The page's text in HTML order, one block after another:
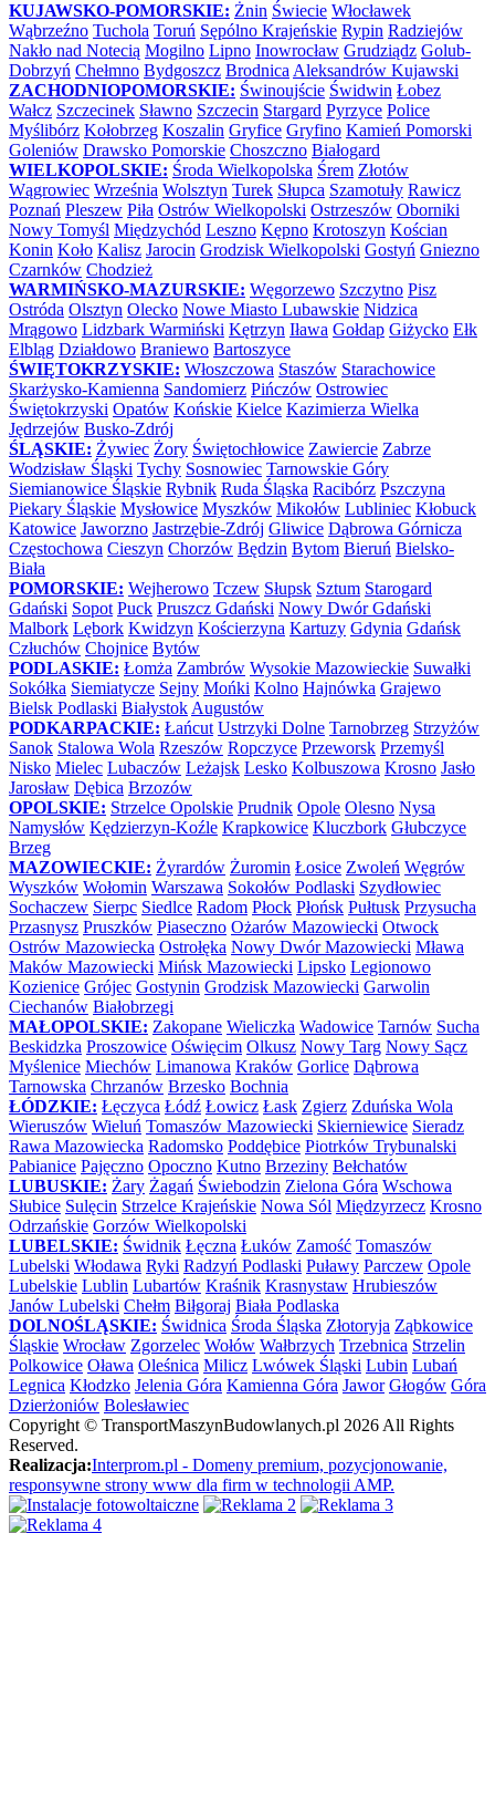
KUJAWSKO-POMORSKIE: Żnin Świecie Włocławek
Wąbrzeźno Tuchola Toruń Sępólno Krajeńskie Rypin Radziejów
Nakło nad Notecią Mogilno Lipno Inowrocław Grudziądz Golub-
Dobrzyń Chełmno Bydgoszcz Brodnica Aleksandrów Kujawski
ZACHODNIOPOMORSKIE: Świnoujście Świdwin Łobez
Wałcz Szczecinek Sławno Szczecin Stargard Pyrzyce Police
Myślibórz Kołobrzeg Koszalin Gryfice Gryfino Kamień Pomorski
Goleniów Drawsko Pomorskie Choszczno Białogard
WIELKOPOLSKIE: Środa Wielkopolska Śrem Złotów
Wągrowiec Września Wolsztyn Turek Słupca Szamotuły Rawicz
Poznań Pleszew Piła Ostrów Wielkopolski Ostrzeszów Oborniki
Nowy Tomyśl Międzychód Leszno Kępno Krotoszyn Kościan
Konin Koło Kalisz Jarocin Grodzisk Wielkopolski Gostyń Gniezno
Czarnków Chodzież
WARMIŃSKO-MAZURSKIE: Węgorzewo Szczytno Pisz
Ostróda Olsztyn Olecko Nowe Miasto Lubawskie Nidzica
Mrągowo Lidzbark Warmiński Kętrzyn Iława Gołdap Giżycko Ełk
Elbląg Działdowo Braniewo Bartoszyce
ŚWIĘTOKRZYSKIE: Włoszczowa Staszów Starachowice
Skarżysko-Kamienna Sandomierz Pińczów Ostrowiec
Świętokrzyski Opatów Końskie Kielce Kazimierza Wielka
Jędrzejów Busko-Zdrój
ŚLĄSKIE: Żywiec Żory Świętochłowice Zawiercie Zabrze
Wodzisław Śląski Tychy Sosnowiec Tarnowskie Góry
Siemianowice Śląskie Rybnik Ruda Śląska Racibórz Pszczyna
Piekary Śląskie Mysłowice Myszków Mikołów Lubliniec Kłobuck
Katowice Jaworzno Jastrzębie-Zdrój Gliwice Dąbrowa Górnicza
Częstochowa Cieszyn Chorzów Będzin Bytom Bieruń Bielsko-
Biała
POMORSKIE: Wejherowo Tczew Słupsk Sztum Starogard
Gdański Sopot Puck Pruszcz Gdański Nowy Dwór Gdański
Malbork Lębork Kwidzyn Kościerzyna Kartuzy Gdynia Gdańsk
Człuchów Chojnice Bytów
PODLASKIE: Łomża Zambrów Wysokie Mazowieckie Suwałki
Sokółka Siemiatycze Sejny Mońki Kolno Hajnówka Grajewo
Bielsk Podlaski Białystok Augustów
PODKARPACKIE: Łańcut Ustrzyki Dolne Tarnobrzeg Strzyżów
Sanok Stalowa Wola Rzeszów Ropczyce Przeworsk Przemyśl
Nisko Mielec Lubaczów Leżajsk Lesko Kolbuszowa Krosno Jasło
Jarosław Dębica Brzozów
OPOLSKIE: Strzelce Opolskie Prudnik Opole Olesno Nysa
Namysłów Kędzierzyn-Koźle Krapkowice Kluczbork Głubczyce
Brzeg
MAZOWIECKIE: Żyrardów Żuromin Łosice Zwoleń Węgrów
Wyszków Wołomin Warszawa Sokołów Podlaski Szydłowiec
Sochaczew Sierpc Siedlce Radom Płock Płońsk Pułtusk Przysucha
Przasnysz Pruszków Piaseczno Ożarów Mazowiecki Otwock
Ostrów Mazowiecka Ostrołęka Nowy Dwór Mazowiecki Mława
Maków Mazowiecki Mińsk Mazowiecki Lipsko Legionowo
Kozienice Grójec Gostynin Grodzisk Mazowiecki Garwolin
Ciechanów Białobrzegi
MAŁOPOLSKIE: Zakopane Wieliczka Wadowice Tarnów Sucha
Beskidzka Proszowice Oświęcim Olkusz Nowy Targ Nowy Sącz
Myślenice Miechów Limanowa Kraków Gorlice Dąbrowa
Tarnowska Chrzanów Brzesko Bochnia
ŁÓDZKIE: Łęczyca Łódź Łowicz Łask Zgierz Zduńska Wola
Wieruszów Wieluń Tomaszów Mazowiecki Skierniewice Sieradz
Rawa Mazowiecka Radomsko Poddębice Piotrków Trybunalski
Pabianice Pajęczno Opoczno Kutno Brzeziny Bełchatów
LUBUSKIE: Żary Żagań Świebodzin Zielona Góra Wschowa
Słubice Sulęcin Strzelce Krajeńskie Nowa Sól Międzyrzecz Krosno
Odrzańskie Gorzów Wielkopolski
LUBELSKIE: Świdnik Łęczna Łuków Zamość Tomaszów
Lubelski Włodawa Ryki Radzyń Podlaski Puławy Parczew Opole
Lubelskie Lublin Lubartów Kraśnik Krasnystaw Hrubieszów
Janów Lubelski Chełm Biłgoraj Biała Podlaska
DOLNOŚLĄSKIE: Świdnica Środa Śląska Złotoryja Ząbkowice
Śląskie Wrocław Zgorzelec Wołów Wałbrzych Trzebnica Strzelin
Polkowice Oława Oleśnica Milicz Lwówek Śląski Lubin Lubań
Legnica Kłodzko Jelenia Góra Kamienna Góra Jawor Głogów Góra
Dzierżoniów Bolesławiec
Copyright © TransportMaszynBudowlanych.pl 2026 All Rights
Reserved.
Realizacja:Interprom.pl - Domeny premium, pozycjonowanie,
responsywne strony www dla firm w technologii AMP.